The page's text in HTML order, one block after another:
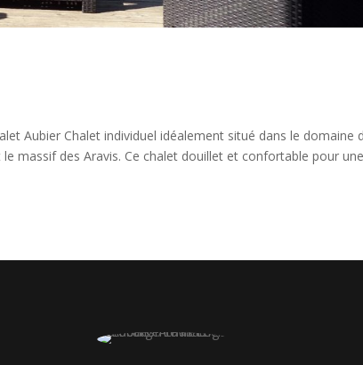
Aubier Chalet individuel idéalement situé dans le domaine
massif des Aravis. Ce chalet douillet et confortable pour